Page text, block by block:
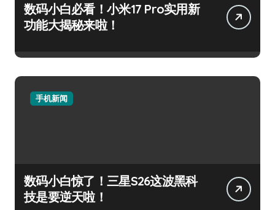
数码小白必看！小米17 Pro实用新
功能大揭秘来啦！
手机新闻
数码小白惊了！三星S26这波黑科
技是要逆天啦！